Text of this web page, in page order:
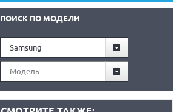
ПОИСК ПО МОДЕЛИ
Samsung
Модель